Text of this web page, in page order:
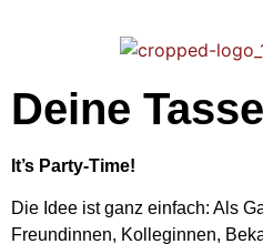
Deine
It’s Party-Time!
Die Idee ist ganz einfach: Als
Freundinnen, Kolleginnen,